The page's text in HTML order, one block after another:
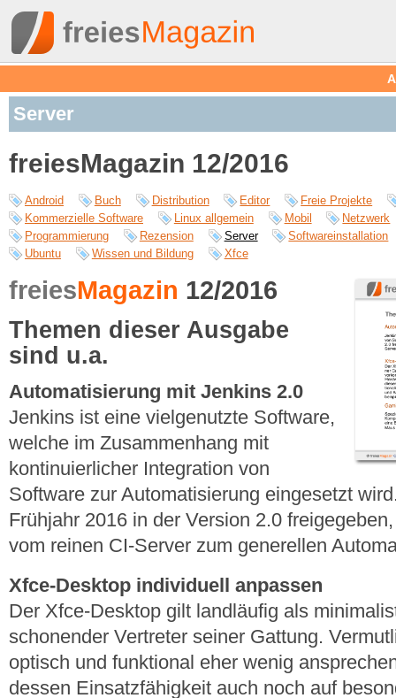
Server
freiesMagazin 12/2016
Android Buch Distribution Editor
Freie Projekte
Kommerzielle Software
Linux allgemein Mobil
Netzwerk
Programmierung
Rezension Server
Softwareinstallation
Ubuntu
Wissen und Bildung Xfce
freiesMagazin 12/2016
Themen dieser Ausgabe
sind u.a.
Automatisierung mit Jenkins 2.0
Jenkins ist eine vielgenutzte Software,
welche im Zusammenhang mit
kontinuierlicher Integration von
Software zur Automatisierung eingesetzt
Frühjahr 2016 in der Version 2.0
vom reinen CI-Server zum generellen
Xfce-Desktop individuell anpassen
Der Xfce-Desktop gilt landläufig als
schonender Vertreter seiner Gattung.
optisch und funktional eher wenig
dessen Einsatzfähigkeit auch noch auf